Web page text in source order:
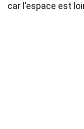
car l'espace est